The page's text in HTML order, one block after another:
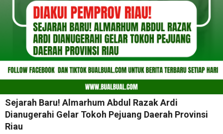
Sejarah Baru! Almarhum Abdul Razak Ardi
Dianugerahi Gelar Tokoh Pejuang Daerah Provinsi
Riau